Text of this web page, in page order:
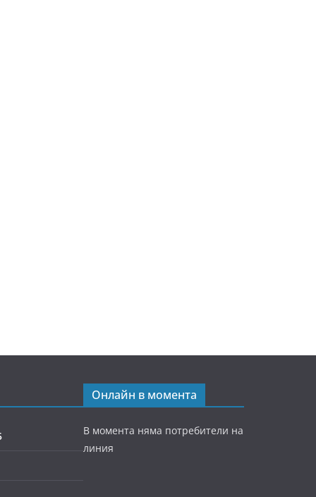
Онлайн в момента
В момента няма потребители на
линия